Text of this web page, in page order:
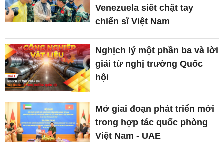
Venezuela siết chặt tay
chiến sĩ Việt Nam
Nghịch lý một phần ba và lời
giải từ nghị trường Quốc
hội
Mở giai đoạn phát triển mới
trong hợp tác quốc phòng
Việt Nam - UAE